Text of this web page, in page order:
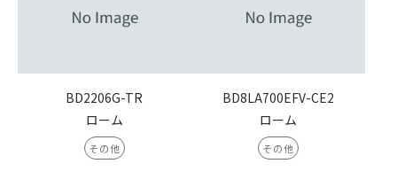
BD2206G-TR
ローム
その他
BD8LA700EFV-CE2
ローム
その他